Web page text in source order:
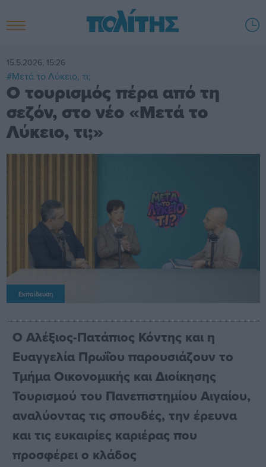
15.5.2026, 15:26
#Μετά το Λύκειο, τι;
Ο τουρισμός πέρα από τη
σεζόν, στο νέο «Μετά το
Λύκειο, τι;»
Εκπαίδευση
Ο Αλέξιος-Πατάπιος Κόντης και η
Ευαγγελία Πρωΐου παρουσιάζουν το
Τμήμα Οικονομικής και Διοίκησης
Τουρισμού του Πανεπιστημίου Αιγαίου,
αναλύοντας τις σπουδές, την έρευνα
και τις ευκαιρίες καριέρας που
προσφέρει ο κλάδος